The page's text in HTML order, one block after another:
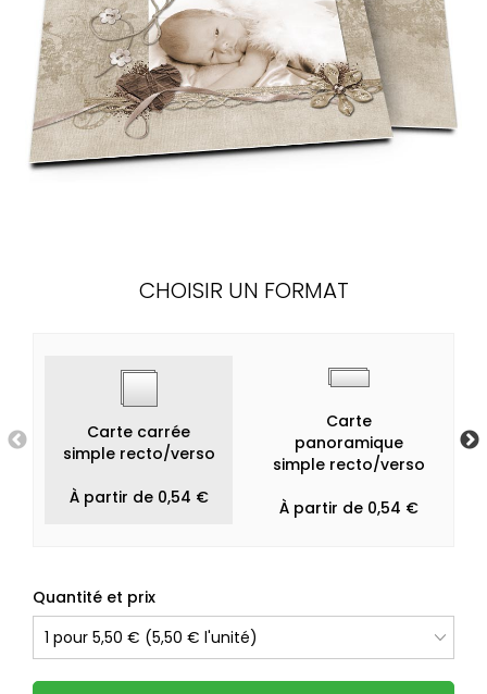
CHOISIR UN FORMAT
Carte carrée
simple recto/verso
À partir de 0,54 €
Carte
panoramique
simple recto/verso
À partir de 0,54 €
Quantité et prix